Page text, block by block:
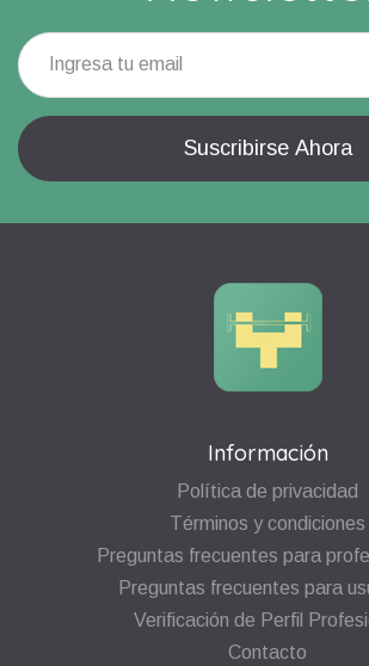
Información
Política de privacidad
Términos y condiciones
Preguntas frecuentes para
Preguntas frecuentes para
Verificación de Perfil
Contacto